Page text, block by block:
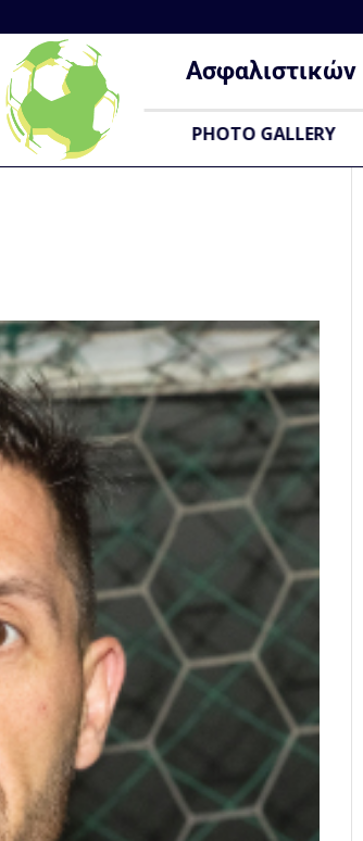
Ασφαλιστικών
PHOTO GALLERY